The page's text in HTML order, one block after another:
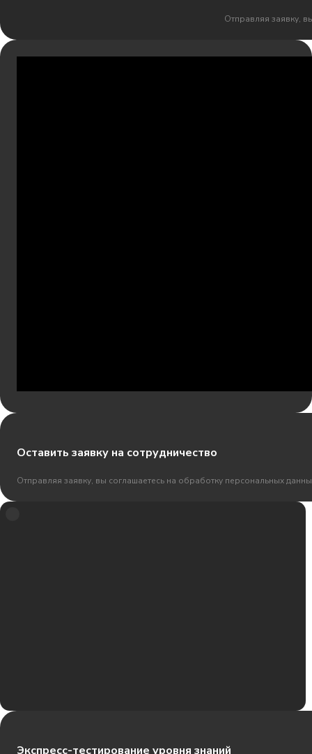
Отправляя заявку,
Оставить заявку на сотрудничество
Отправляя заявку, вы соглашаетесь на обработку персональных
Экспресс-тестирование уровня знаний